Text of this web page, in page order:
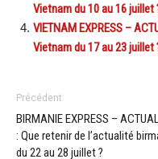
Vietnam du 10 au 16 juillet
VIETNAM EXPRESS –
Vietnam du 17 au 23 juillet
Précédent
BIRMANIE EXPRESS –
: Que retenir de l’actualité
du 22 au 28 juillet ?